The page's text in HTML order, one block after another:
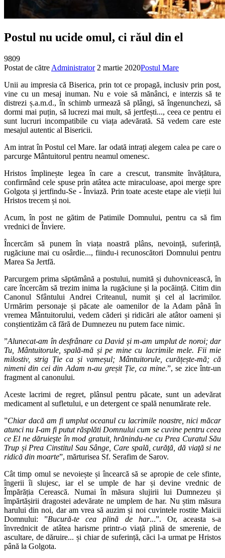
Postul nu ucide omul, ci răul din el
9809
Postat de către Administrator 2 martie 2020Postul Mare
Unii au impresia că Biserica, prin tot ce propagă, inclusiv prin post,
vine cu un mesaj inuman. Nu e voie să mănânci, e interzis să te
distrezi ș.a.m.d., în schimb urmează să plângi, să îngenunchezi, să
dormi mai puțin, să lucrezi mai mult, să jertfești..., ceea ce pentru ei
sunt lucruri incompatibile cu viața adevărată. Să vedem care este
mesajul autentic al Bisericii.
Am intrat în Postul cel Mare. Iar odată intrați alegem calea pe care o
parcurge Mântuitorul pentru neamul omenesc.
Hristos împlinește legea în care a crescut, transmite învățătura,
confirmând cele spuse prin atâtea acte miraculoase, apoi merge spre
Golgota și jertfindu-Se - Înviază. Prin toate aceste etape ale vieții lui
Hristos trecem și noi.
Acum, în post ne gătim de Patimile Domnului, pentru ca să fim
vrednici de Înviere.
Încercăm să punem în viața noastră plâns, nevoință, suferință,
rugăciune mai cu osârdie..., fiindu-i recunoscători Domnului pentru
Marea Sa Jertfă.
Parcurgem prima săptămână a postului, numită și duhovnicească, în
care încercăm să trezim inima la rugăciune și la pocăință. Citim din
Canonul Sfântului Andrei Criteanul, numit și cel al lacrimilor.
Urmărim personaje și păcate ale oamenilor de la Adam până în
vremea Mântuitorului, vedem căderi și ridicări ale atâtor oameni și
conștientizăm că fără de Dumnezeu nu putem face nimic.
”Alunecat-am în desfrânare ca David și m-am umplut de noroi; dar
Tu, Mântuitorule, spală-mă și pe mine cu lacrimile mele. Fii mie
milostiv, strig Ție ca și vameșul; Mântuitorule, curățește-mă; că
nimeni din cei din Adam n-au greșit Ție, ca mine.”, se zice într-un
fragment al canonului.
Aceste lacrimi de regret, plânsul pentru păcate, sunt un adevărat
medicament al sufletului, e un detergent ce spală nenumărate rele.
”Chiar dacă am fi umplut oceanul cu lacrimile noastre, nici măcar
atunci nu I-am fi putut răsplăti Domnului cum se cuvine pentru ceea
ce El ne dăruieşte în mod gratuit, hrănindu-ne cu Prea Curatul Său
Trup și Prea Cinstitul Sau Sânge, Care spală, curăţă, dă viaţă si ne
ridică din moarte”, mărturisea Sf. Serafim de Sarov.
Cât timp omul se nevoiește și încearcă să se apropie de cele sfinte,
îngerii îi slujesc, iar el se umple de har și devine vrednic de
Împărăția Cerească. Numai în măsura slujirii lui Dumnezeu și
împărtășirii dragostei adevărate ne umplem de har. Nu știm măsura
harului din noi, dar am vrea să auzim și noi cuvintele rostite Maicii
Domnului: ”Bucură-te cea plină de har...”. Or, aceasta s-a
învrednicit de atâtea harisme printr-o viață plină de smerenie, de
ascultare, de dăruire... și chiar de suferință, căci l-a urmat pe Hristos
până la Golgota.